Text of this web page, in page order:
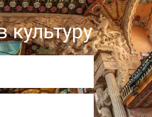
культуру